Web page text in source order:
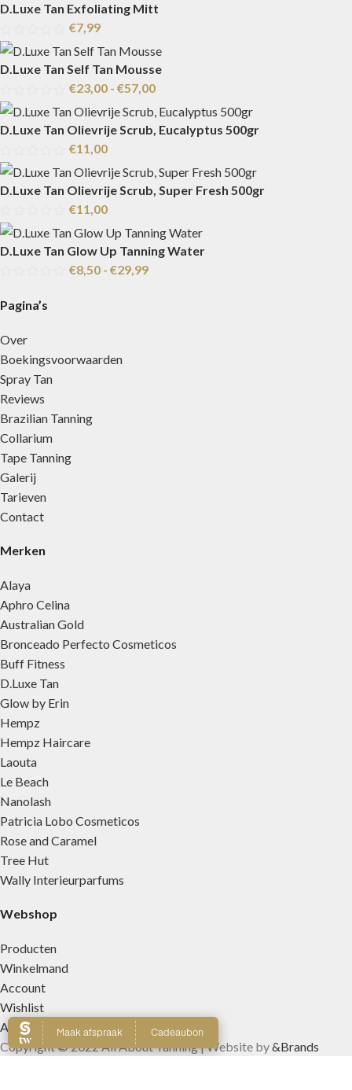
D.Luxe Tan Exfoliating Mitt
€7,99
D.Luxe Tan Self Tan Mousse
€23,00 - €57,00
D.Luxe Tan Olievrije Scrub, Eucalyptus 500gr
€11,00
D.Luxe Tan Olievrije Scrub, Super Fresh 500gr
€11,00
D.Luxe Tan Glow Up Tanning Water
€8,50 - €29,99
Pagina’s
Over
Boekingsvoorwaarden
Spray Tan
Reviews
Brazilian Tanning
Collarium
Tape Tanning
Galerij
Tarieven
Contact
Merken
Alaya
Aphro Celina
Australian Gold
Bronceado Perfecto Cosmeticos
Buff Fitness
D.Luxe Tan
Glow by Erin
Hempz
Hempz Haircare
Laouta
Le Beach
Nanolash
Patricia Lobo Cosmeticos
Rose and Caramel
Tree Hut
Wally Interieurparfums
Webshop
Producten
Winkelmand
Account
Wishlist
Afrekenen
Copyright © 2022 All About Tanning | Website by&Brands